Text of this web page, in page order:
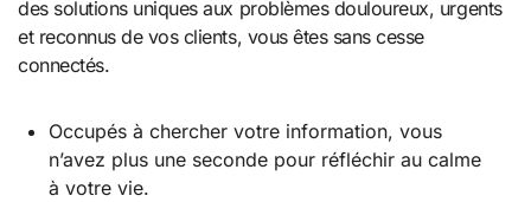
des solutions uniques aux problèmes douloureux, urgents
et reconnus de vos clients, vous êtes sans cesse
connectés.
Occupés à chercher votre information, vous
n’avez plus une seconde pour réfléchir au calme
à votre vie.